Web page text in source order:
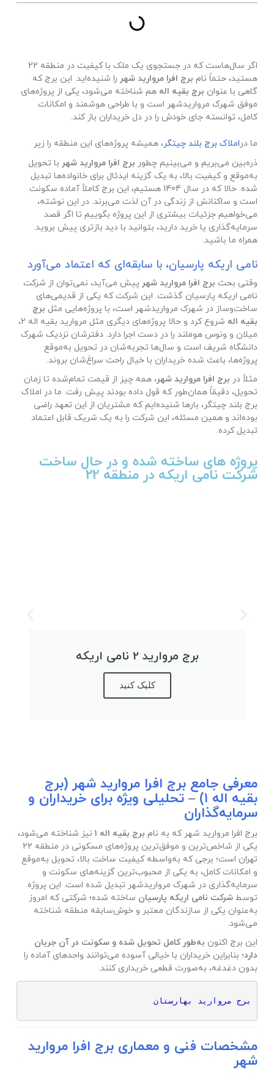
اگر سال‌هاست که در جستجوی یک ملک با کیفیت در منطقه 22
هستید، حتماً نامبرج افرا مروارید شهررا شنیده‌اید. این برج که
گاهی با عنوانبرج بقیه الههم شناخته می‌شود، یکی از پروژه‌های
موفق شهرک مرواریدشهر است و با طراحی هوشمند و امکانات
کامل، توانسته جای خودش را در دل خریداران باز کند.
ما دراملاک برج بلند چیتگر، همیشه پروژه‌های این منطقه را زیر
ذره‌بین می‌بریم و می‌بینیم چطوربرج افرا مروارید شهربا تحویل
به‌موقع و کیفیت بالا، به یک گزینه ایدئال برای خانواده‌ها تبدیل
شده. حالا که در سال 1404 هستیم، این برج کاملاً آماده سکونت
است و ساکنانش از زندگی در آن لذت می‌برند. در این نوشته،
می‌خواهیم جزئیات بیشتری از این پروژه بگوییم تا اگر قصد
سرمایه‌گذاری یا خرید دارید، بتوانید با دید بازتری پیش بروید.
همراه ما باشید.
نامی اریکه پارسیان، با سابقه‌ای که اعتماد می‌آورد
وقتی بحثبرج افرا مروارید شهرپیش می‌آید، نمی‌توان از شرکت
نامی اریکه پارسیان گذشت. این شرکت که یکی از قدیمی‌های
ساخت‌وساز در شهرک مرواریدشهر است، با پروژه‌هایی مثلبرج
بقیه اله
شروع کرد و حالا پروژه‌های دیگری مثل مروارید بقیه اله 2،
میلان و ونوس هوملند را در دست اجرا دارد. دفترشان نزدیک شهرک
دانشگاه شریف است و سال‌ها تجربه‌شان در تحویل به‌موقع
پروژه‌ها، باعث شده خریداران با خیال راحت سراغ‌شان بروند.
مثلاً دربرج افرا مروارید شهر، همه چیز از قیمت تمام‌شده تا زمان
تحویل، دقیقاً همان‌طور که قول داده بودند پیش رفت. ما در املاک
برج بلند چیتگر، بارها شنیده‌ایم که مشتریان از این تعهد راضی
بوده‌اند و همین مسئله، این شرکت را به یک شریک قابل اعتماد
تبدیل کرده.
پروژه های ساخته شده و در حال ساخت
شرکت نامی اریکه در منطقه 22
برج مروارید 2 نامی اریکه
کلیک کنید
معرفی جامع برج افرا مروارید شهر (برج
بقیه‌ اله ۱) – تحلیلی ویژه برای خریداران و
سرمایه‌گذاران
برج افرا مروارید شهر که به نامبرج بقیه اله ۱ نیز شناخته می‌شود،
یکی از شاخص‌ترین و موفق‌ترین پروژه‌های مسکونی در منطقه ۲۲
تهران است؛ برجی که به‌واسطه کیفیت ساخت بالا، تحویل به‌موقع
و امکانات کامل، به یکی از محبوب‌ترین گزینه‌های سکونت و
سرمایه‌گذاری در شهرک مرواریدشهر تبدیل شده است. این پروژه
توسطشرکت نامی اریکه پارسیانساخته شده؛ شرکتی که امروز
به‌عنوان یکی از سازندگان معتبر و خوش‌سابقه منطقه شناخته
می‌شود.
این برج اکنونبه‌طور کامل تحویل شده و سکونت در آن جریان
دارد؛ بنابراین خریداران با خیالی آسوده می‌توانند واحدهای آماده را
بدون دغدغه، به‌صورت قطعی خریداری کنند.
برج مروارید بهارستان
مشخصات فنی و معماری برج افرا مروارید
شهر